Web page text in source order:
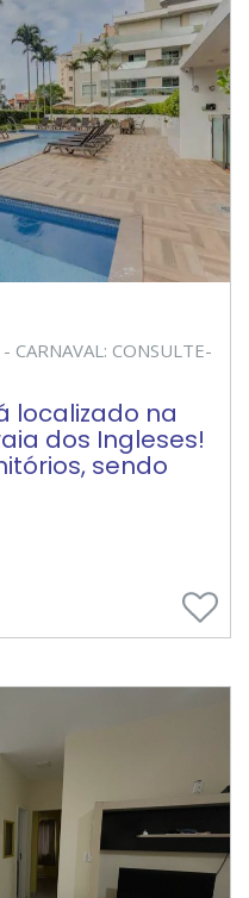
CARNAVAL: CONSULTE-
localizado na
dos Ingleses!
sendo